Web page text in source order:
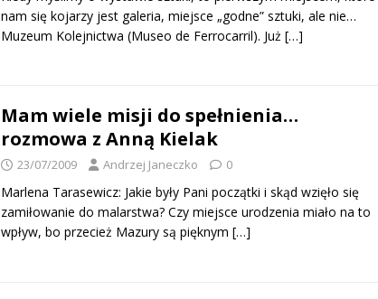
nam się kojarzy jest galeria, miejsce „godne” sztuki, ale nie…
Muzeum Kolejnictwa (Museo de Ferrocarril). Już […]
Mam wiele misji do spełnienia…
rozmowa z Anną Kielak
23/07/2009 Andrzej Janeczko 0
Marlena Tarasewicz: Jakie były Pani początki i skąd wzięło się
zamiłowanie do malarstwa? Czy miejsce urodzenia miało na to
wpływ, bo przecież Mazury są pięknym […]